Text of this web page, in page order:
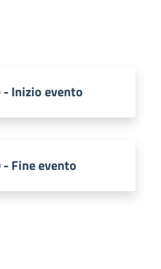
Inizio evento
Fine evento